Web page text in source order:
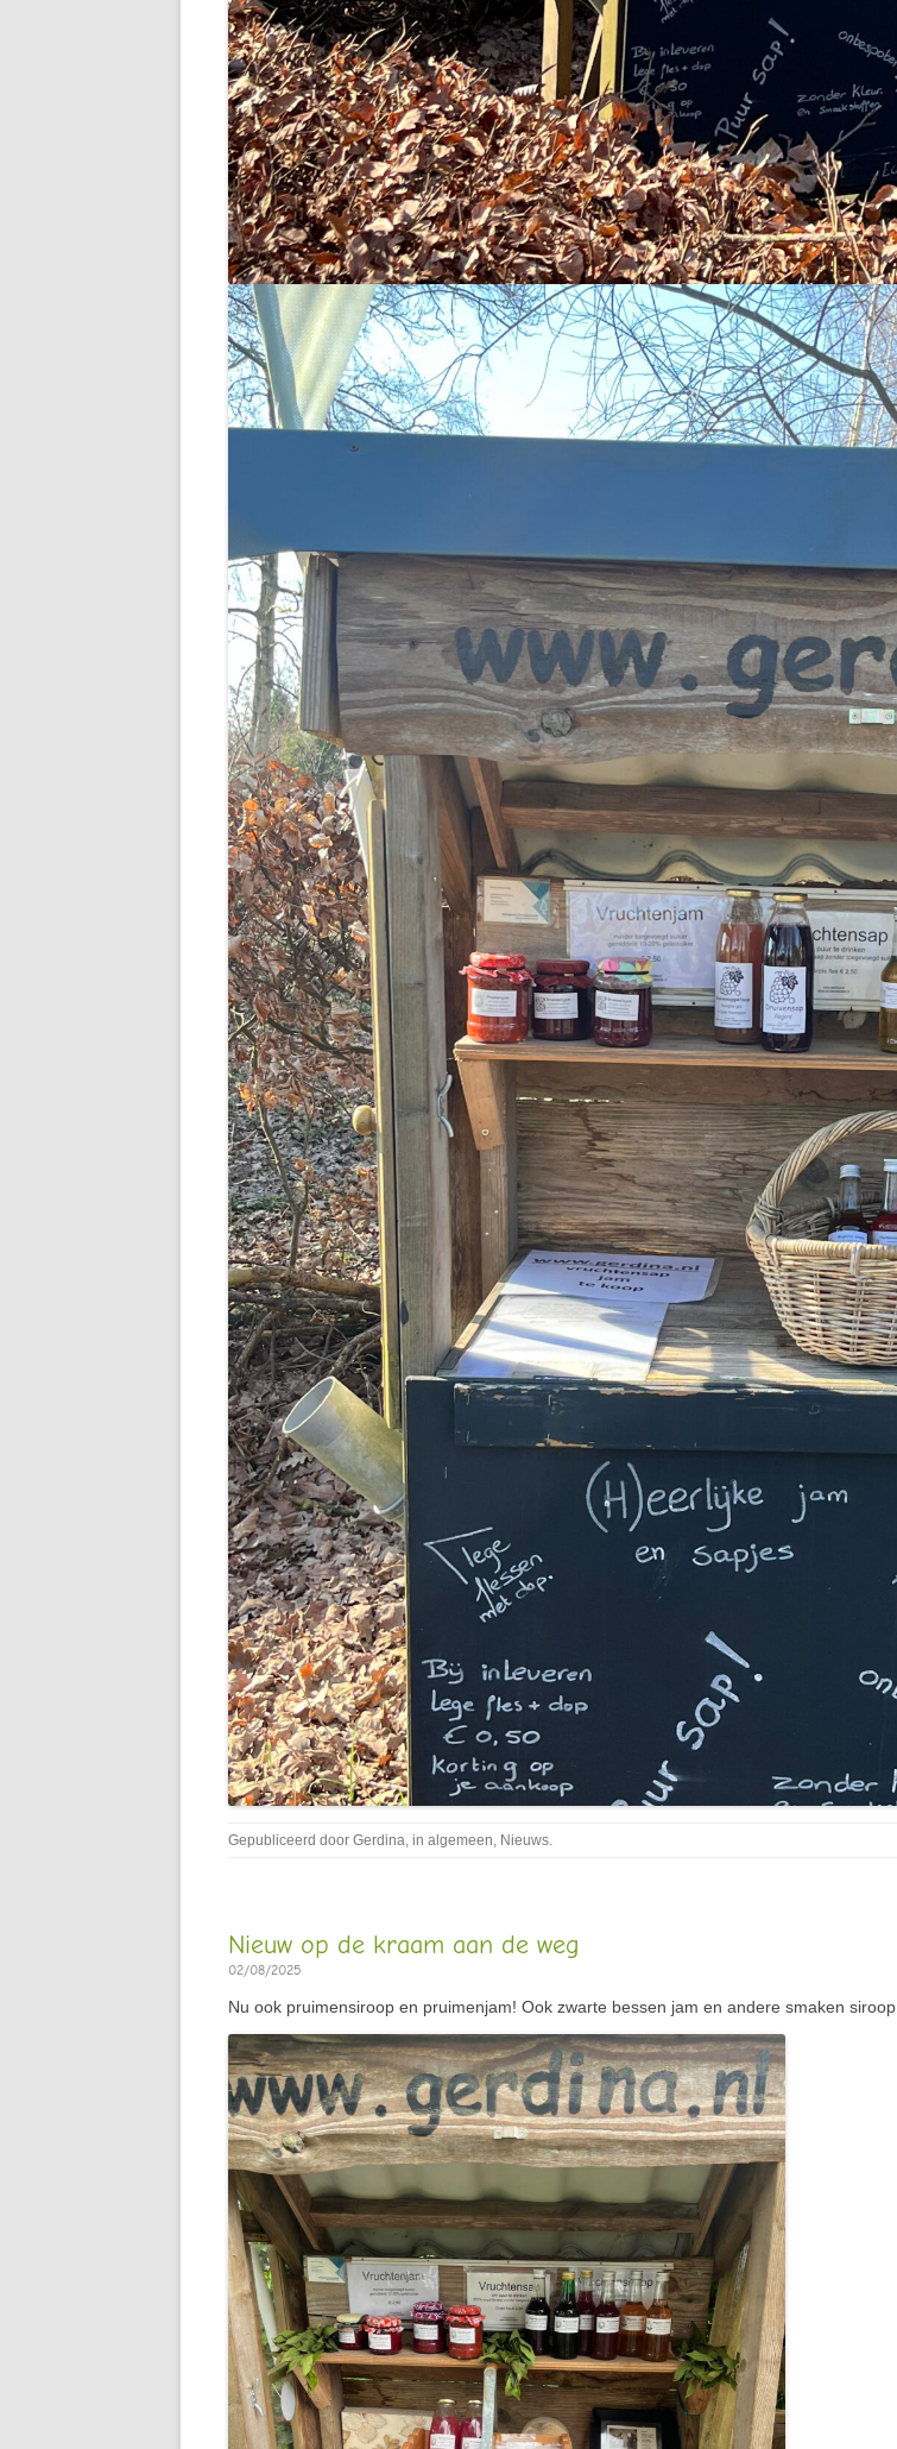
Gepubliceerd door Gerdina, in algemeen, Nieuws.
Nieuw op de kraam aan de weg
02/08/2025
Nu ook pruimensiroop en pruimenjam! Ook zwarte bessen jam en andere smaken siroop.